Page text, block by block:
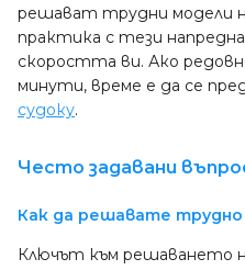
решават трудни модели
практика с тези
скоростта ви. Ако
минути, време е да се
судоку.
Често задавани
Как да решавате трудно
Ключът към решаването